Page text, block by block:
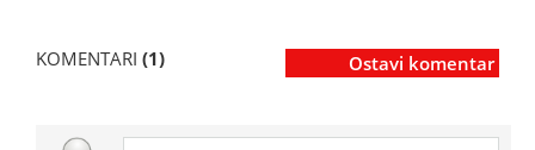
KOMENTARI (1) Ostavi komentar